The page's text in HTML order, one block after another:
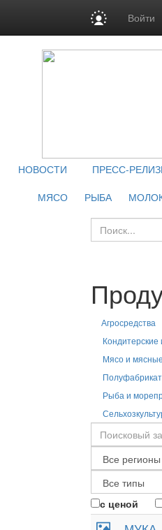
Войти
НОВОСТИ ПРЕСС-
МЯСО
РЫБА
Агросредства
Кондитерские
Мясо и
Рыба и
с ценой